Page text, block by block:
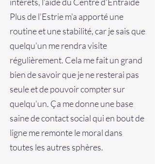
Plus de l’Estrie m’a apporté une
routine et une stabilité, car je sais que
quelqu’un me rendra visite
régulièrement. Cela me fait un grand
bien de savoir que je ne resterai pas
seule et de pouvoir compter sur
quelqu’un. Ça me donne une base
saine de contact social qui en bout de
ligne me remonte le moral dans
toutes les autres sphères.